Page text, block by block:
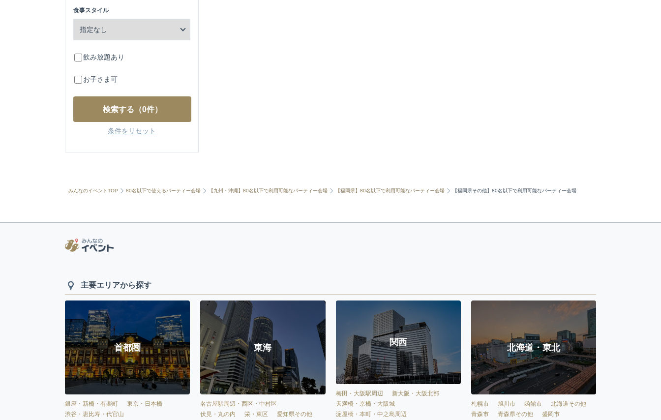
食事スタイル
飲み放題あり
お子さま可
検索する （0件）
条件をリセット
みんなのイベントTOP 80名以下で使えるパーティー会場 【九州・沖縄】80名以下で利用可能なパーティー会場 【福岡県】80名以下で利用可能なパーティー会場 【福岡県その他】80名以下で利用可能なパーティー会場
主要エリアから探す
首都圏
銀座・新橋・有楽町
東京・日本橋
渋谷・恵比寿・代官山
東海
名古屋駅周辺・西区・中村区
伏見・丸の内
栄・東区
愛知県その他
関西
梅田・大阪駅周辺
新大阪・大阪北部
天満橋・京橋・大阪城
淀屋橋・本町・中之島周辺
北海道・東北
札幌市 旭川市 函館市
北海道その他
青森市
青森県その他
盛岡市